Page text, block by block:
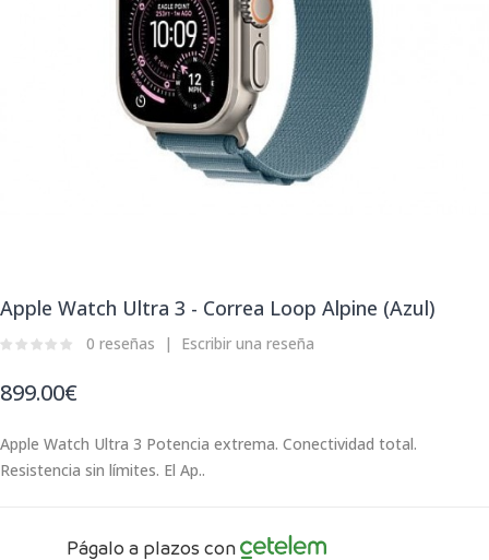
Apple Watch Ultra 3 - Correa Loop Alpine (Azul)
0 reseñas Escribir una reseña
899.00€
Apple Watch Ultra 3 Potencia extrema. Conectividad total.
Resistencia sin límites. El Ap..
Págalo a plazos con